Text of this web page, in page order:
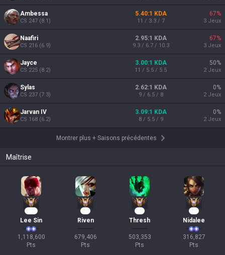
Ambessa
CS 247 (8.1)
5.40:1 KDA
11 / 3.3 / 7
67%
3 Jeux
Naafiri
CS 216 (6.9)
2.95:1 KDA
9.3 / 6.7 / 10.3
67%
3 Jeux
Jayce
CS 225 (8.2)
3.00:1 KDA
11 / 5.5 / 5.5
50%
2 Jeux
Sylas
CS 237 (7.3)
2.62:1 KDA
9 / 6.5 / 8
0%
2 Jeux
Jarvan IV
CS 168 (6.2)
3.09:1 KDA
8 / 5.5 / 9
0%
2 Jeux
Montrer plus + Saisons précédentes
Maîtrise
Lee Sin
1,118,600
Pts
Riven
679,406
Pts
Thresh
503,353
Pts
Nidalee
316,827
Pts